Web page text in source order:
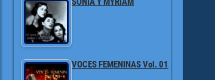
VOCES FEMENINAS Vol. 01